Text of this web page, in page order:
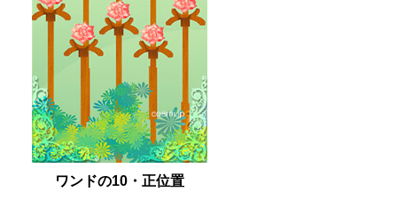
ワンドの10・正位置